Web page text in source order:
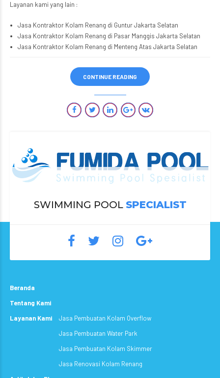
Layanan kami yang lain :
Jasa Kontraktor Kolam Renang di Guntur Jakarta Selatan
Jasa Kontraktor Kolam Renang di Pasar Manggis Jakarta Selatan
Jasa Kontraktor Kolam Renang di Menteng Atas Jakarta Selatan
CONTINUE READING
SWIMMING POOL SPECIALIST
Beranda
Tentang Kami
Layanan Kami
Jasa Pembuatan Kolam Overflow
Jasa Pembuatan Water Park
Jasa Pembuatan Kolam Skimmer
Jasa Renovasi Kolam Renang